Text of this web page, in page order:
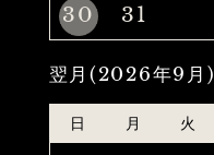
30
31
翌月(2026年9月)
日 月 火